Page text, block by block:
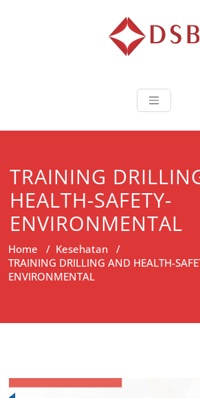
TRAINING
HEALTH-SAFETY-
ENVIRONMENTAL
Home / Kesehatan /
TRAINING DRILLING AND HEALTH-
ENVIRONMENTAL